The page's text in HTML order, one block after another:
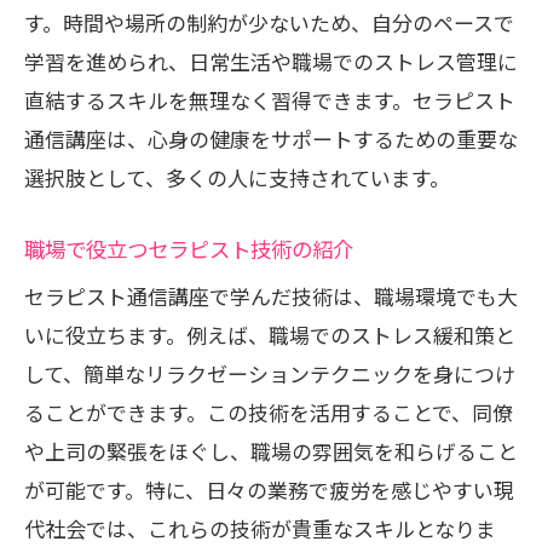
す。時間や場所の制約が少ないため、自分のペースで
学習を進められ、日常生活や職場でのストレス管理に
直結するスキルを無理なく習得できます。セラピスト
通信講座は、心身の健康をサポートするための重要な
選択肢として、多くの人に支持されています。
職場で役立つセラピスト技術の紹介
セラピスト通信講座で学んだ技術は、職場環境でも大
いに役立ちます。例えば、職場でのストレス緩和策と
して、簡単なリラクゼーションテクニックを身につけ
ることができます。この技術を活用することで、同僚
や上司の緊張をほぐし、職場の雰囲気を和らげること
が可能です。特に、日々の業務で疲労を感じやすい現
代社会では、これらの技術が貴重なスキルとなりま